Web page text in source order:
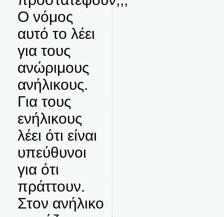
Ο νόμος
αυτό το λέει
για τους
ανώριμους
ανήλικους.
Για τους
ενήλικους
λέει ότι είναι
υπεύθυνοι
για ότι
πράττουν.
Στον ανήλικο